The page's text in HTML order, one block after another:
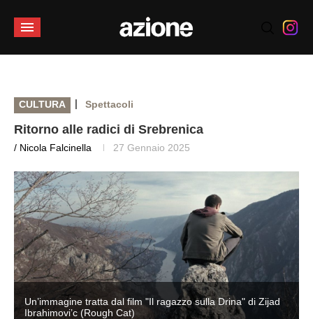
CULTURA | Spettacoli
Ritorno alle radici di Srebrenica
/ Nicola Falcinella 27 Gennaio 2025
Un’immagine tratta dal film "Il ragazzo sulla Drina" di Zijad
Ibrahimovi’c (Rough Cat)